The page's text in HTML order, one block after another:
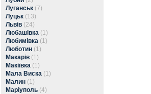
Луганськ (7)
Луцьк (13)
Львів (24)
Любашівка (1)
Любимівка (1)
Люботин (1)
Макарів (1)
Макіївка (1)
Мала Виска (1)
Малин (1)
Маріуполь (4)